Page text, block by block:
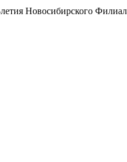
Новосибирского